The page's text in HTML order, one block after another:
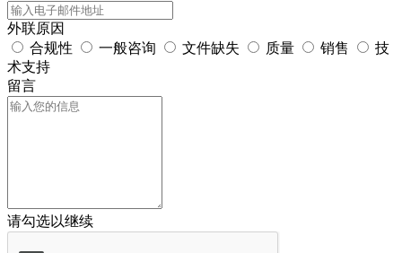
外联原因
合规性
一般咨询 文件缺失 质量 销售
技
术支持
留言
请勾选以继续